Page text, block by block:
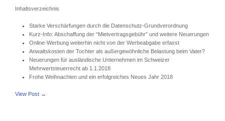
Inhaltsverzeichnis
Starke Verschärfungen durch die Datenschutz-Grundverordnung
Kurz-Info: Abschaffung der “Mietvertragsgebühr” und weitere Neuerungen
Online-Werbung weiterhin nicht von der Werbeabgabe erfasst
Anwaltskosten der Tochter als außergewöhnliche Belastung beim Vater?
Neuerungen für ausländische Unternehmen im Schweizer
Mehrwertsteuerrecht ab 1.1.2018
Frohe Weihnachten und ein erfolgreiches Neues Jahr 2018
View Post →